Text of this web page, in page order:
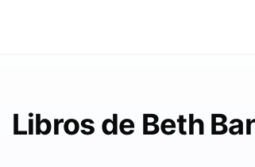
Libros de Beth